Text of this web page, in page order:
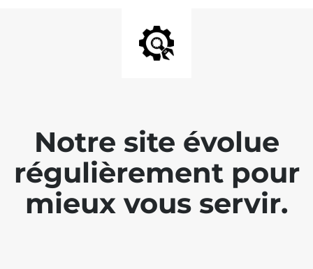
Notre site évolue
régulièrement pour
mieux vous servir.